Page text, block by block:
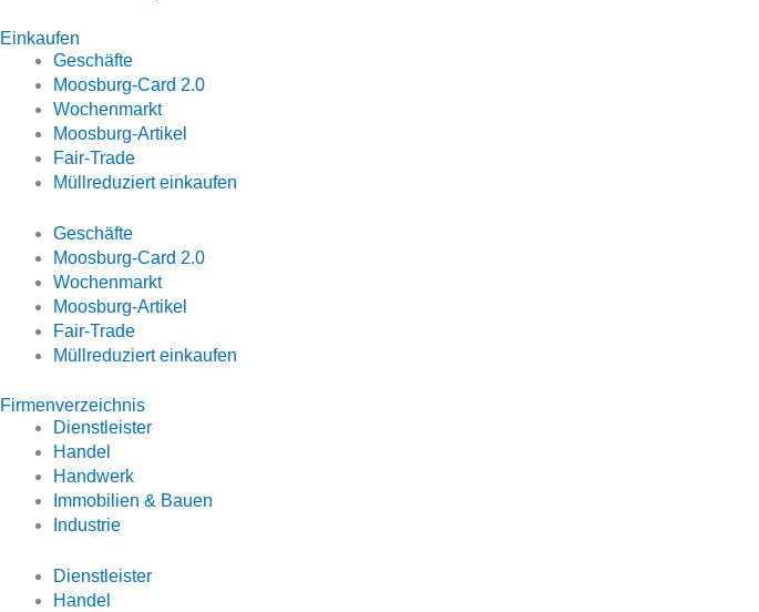
Einkaufen
Geschäfte
Moosburg-Card 2.0
Wochenmarkt
Moosburg-Artikel
Fair-Trade
Müllreduziert einkaufen
Geschäfte
Moosburg-Card 2.0
Wochenmarkt
Moosburg-Artikel
Fair-Trade
Müllreduziert einkaufen
Firmenverzeichnis
Dienstleister
Handel
Handwerk
Immobilien & Bauen
Industrie
Dienstleister
Handel